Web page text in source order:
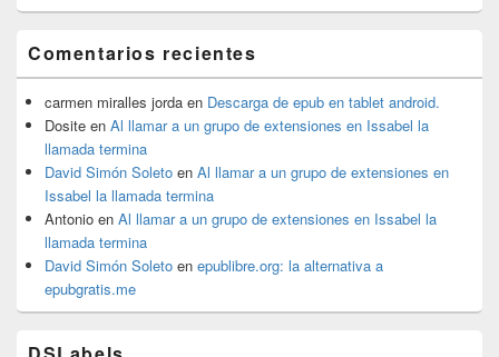
Comentarios recientes
carmen miralles jorda en Descarga de epub en tablet android.
Dosite en Al llamar a un grupo de extensiones en Issabel la
llamada termina
David Simón Soleto en Al llamar a un grupo de extensiones en
Issabel la llamada termina
Antonio en Al llamar a un grupo de extensiones en Issabel la
llamada termina
David Simón Soleto en epublibre.org: la alternativa a
epubgratis.me